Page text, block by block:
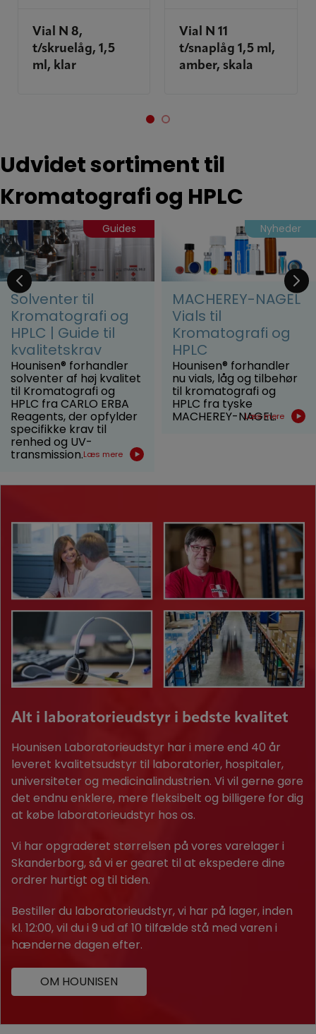
Vial N 8,
t/skruelåg, 1,5
ml, klar
Vial N 11
t/snaplåg 1,5 ml,
amber, skala
Udvidet sortiment til
Kromatografi og HPLC
Guides
Solventer til
Kromatografi og
HPLC | Guide til
kvalitetskrav
Hounisen® forhandler
solventer af høj kvalitet
til Kromatografi og
HPLC fra CARLO ERBA
Reagents, der opfylder
specifikke krav til
renhed og UV-
transmission.Læs mere
Nyheder
MACHEREY-NAGEL
Vials til
Kromatografi og
HPLC
Hounisen® forhandler
nu vials, låg og tilbehør
til kromatografi og
HPLC fra tyske
MACHEREY-NAGEL.
Læs mere
Alt i laboratorieudstyr i bedste kvalitet
Hounisen Laboratorieudstyr har i mere end 40 år
leveret kvalitetsudstyr til laboratorier, hospitaler,
universiteter og medicinalindustrien. Vi vil gerne gøre
det endnu enklere, mere fleksibelt og billigere for dig
at købe laboratorieudstyr hos os.
Vi har opgraderet størrelsen på vores varelager i
Skanderborg, så vi er gearet til at ekspedere dine
ordrer hurtigt og til tiden.
Bestiller du laboratorieudstyr, vi har på lager, inden
kl. 12:00, vil du i 9 ud af 10 tilfælde stå med varen i
hænderne dagen efter.
OM HOUNISEN